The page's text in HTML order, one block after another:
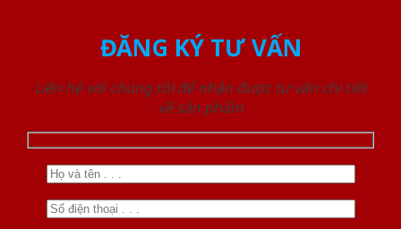
ĐĂNG KÝ TƯ VẤN
Liên hệ với chúng tôi để nhận được tư vấn chi tiết
về sản phẩm